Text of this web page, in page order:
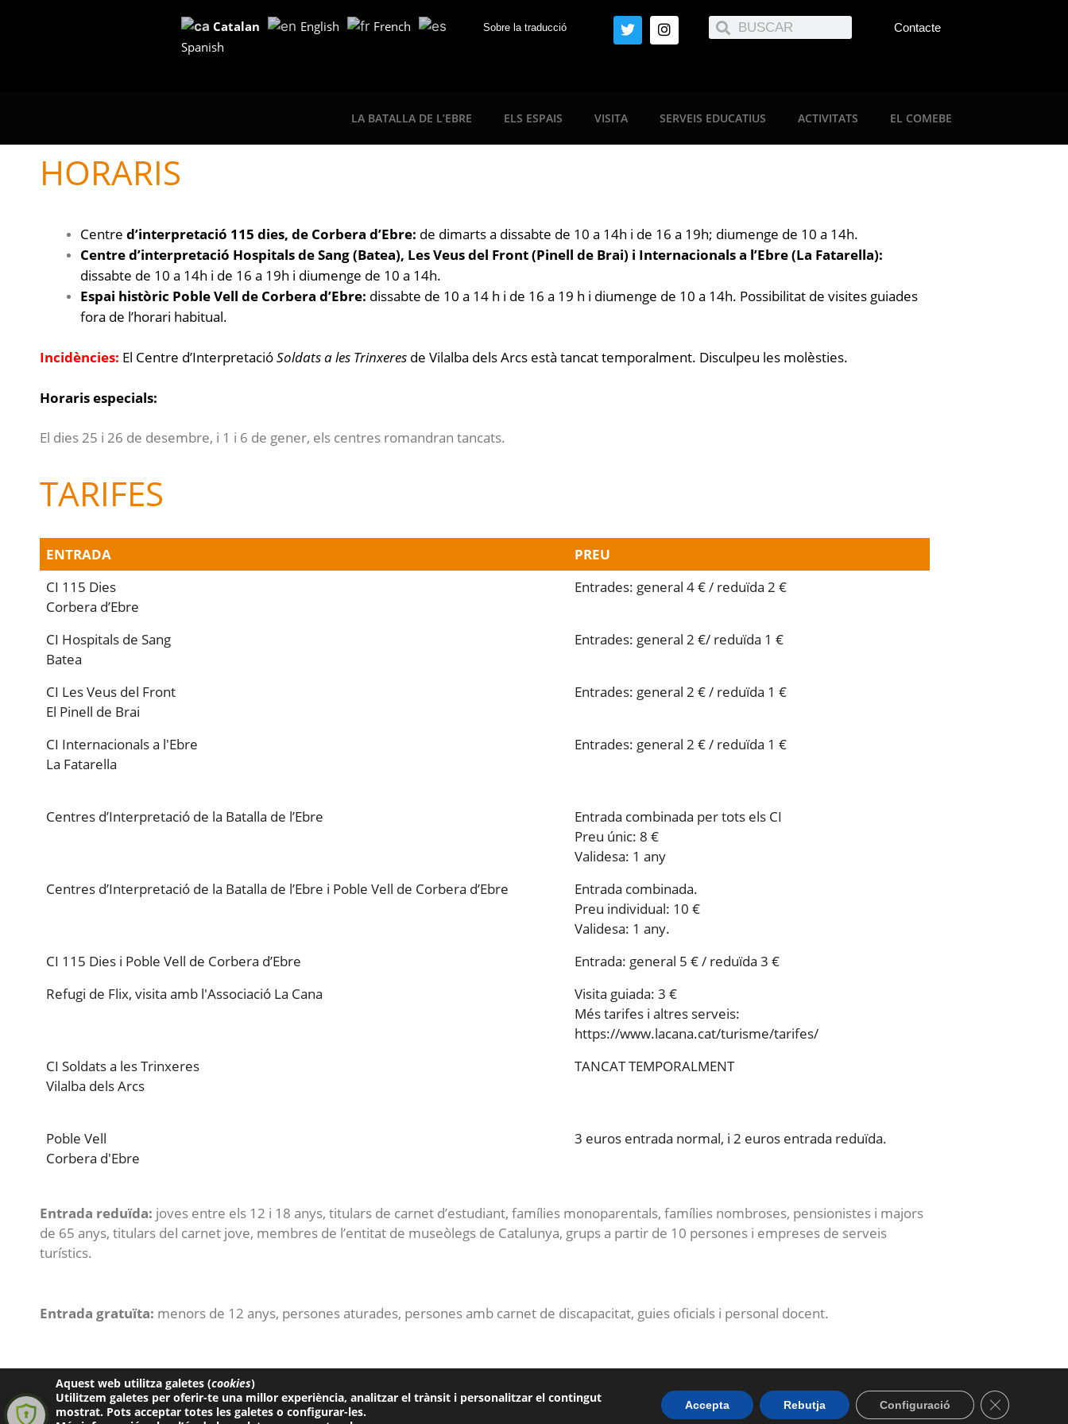
Catalan English
French
Spanish
Sobre la traducció Contacte
LA BATALLA DE L’EBRE ELS ESPAIS VISITA SERVEIS EDUCATIUS ACTIVITATS EL COMEBE
HORARIS
Centre d’interpretació 115 dies, de Corbera d’Ebre: de dimarts a dissabte de 10 a 14h i de 16 a 19h; diumenge de 10 a 14h.
Centre d’interpretació Hospitals de Sang (Batea), Les Veus del Front (Pinell de Brai) i Internacionals a l’Ebre (La Fatarella):
dissabte de 10 a 14h i de 16 a 19h i diumenge de 10 a 14h.
Espai històric Poble Vell de Corbera d’Ebre: dissabte de 10 a 14 h i de 16 a 19 h i diumenge de 10 a 14h. Possibilitat de visites guiades
fora de l’horari habitual.
Incidències: El Centre d’InterpretacióSoldats a les Trinxeres de Vilalba dels Arcs està tancat temporalment. Disculpeu les molèsties.
Horaris especials:
El dies 25 i 26 de desembre, i 1 i 6 de gener, els centres romandran tancats.
TARIFES
ENTRADA
PREU
CI 115 Dies
Corbera d’Ebre
Entrades: general 4 € / reduïda 2 €
CI Hospitals de Sang
Batea
Entrades: general 2 €/ reduïda 1 €
CI Les Veus del Front
El Pinell de Brai
Entrades: general 2 € / reduïda 1 €
CI Internacionals a l'Ebre
La Fatarella
Entrades: general 2 € / reduïda 1 €
Centres d’Interpretació de la Batalla de l’Ebre
Entrada combinada per tots els CI
Preu únic: 8 €
Validesa: 1 any
Centres d’Interpretació de la Batalla de l’Ebre i Poble Vell de Corbera d’Ebre
Entrada combinada.
Preu individual: 10 €
Validesa: 1 any.
CI 115 Dies i Poble Vell de Corbera d’Ebre
Entrada: general 5 € / reduïda 3 €
Refugi de Flix, visita amb l'Associació La Cana
Visita guiada: 3 €
Més tarifes i altres serveis:
https://www.lacana.cat/turisme/tarifes/
CI Soldats a les Trinxeres
Vilalba dels Arcs
TANCAT TEMPORALMENT
Poble Vell
Corbera d'Ebre
3 euros entrada normal, i 2 euros entrada reduïda.
Entrada reduïda: joves entre els 12 i 18 anys, titulars de carnet d’estudiant, famílies monoparentals, famílies nombroses, pensionistes i majors
de 65 anys, titulars del carnet jove, membres de l’entitat de museòlegs de Catalunya, grups a partir de 10 persones i empreses de serveis
turístics.
Entrada gratuïta: menors de 12 anys, persones aturades, persones amb carnet de discapacitat, guies oficials i personal docent.
Mapa web Contacte Protecció de dades
Sistema intern
d’alertes
Declaració
d’accessibilitat
Aquest web utilitza galetes (cookies)
Utilitzem galetes per oferir-te una millor experiència, analitzar el trànsit i personalitzar el contingut
mostrat. Pots acceptar totes les galetes o configurar-les.
Accepta Rebutja Configuració Tanca el